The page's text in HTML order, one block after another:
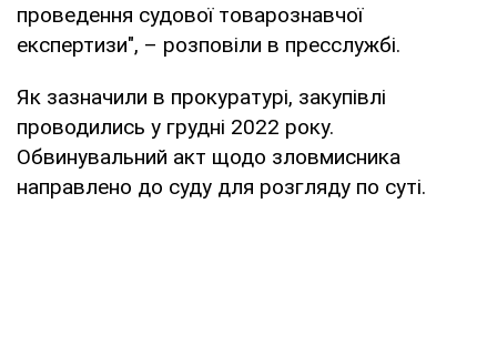
проведення судової товарознавчої
експертизи", – розповіли в пресслужбі.
Як зазначили в прокуратурі, закупівлі
проводились у грудні 2022 року.
Обвинувальний акт щодо зловмисника
направлено до суду для розгляду по суті.